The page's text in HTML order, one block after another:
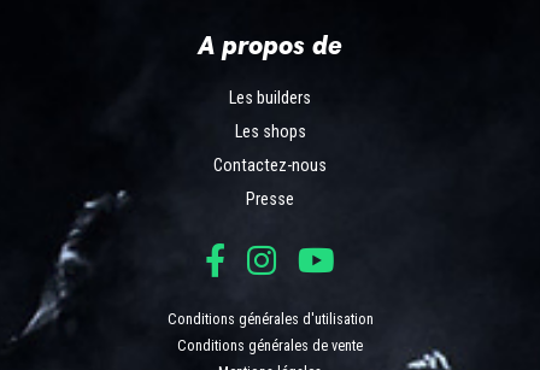
A propos de
Les builders
Les shops
Contactez-nous
Presse
Conditions générales d'utilisation
Conditions générales de vente